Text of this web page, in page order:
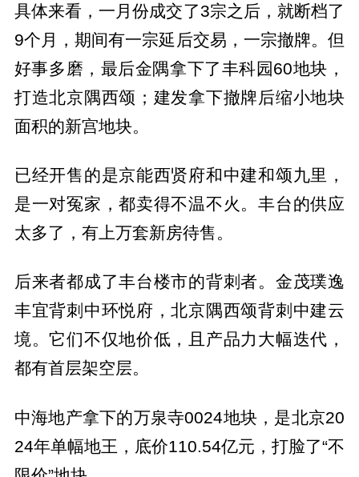
具体来看，一月份成交了3宗之后，就断档了
9个月，期间有一宗延后交易，一宗撤牌。但
好事多磨，最后金隅拿下了丰科园60地块，
打造北京隅西颂；建发拿下撤牌后缩小地块
面积的新宫地块。
已经开售的是京能西贤府和中建和颂九里，
是一对冤家，都卖得不温不火。丰台的供应
太多了，有上万套新房待售。
后来者都成了丰台楼市的背刺者。金茂璞逸
丰宜背刺中环悦府，北京隅西颂背刺中建云
境。它们不仅地价低，且产品力大幅迭代，
都有首层架空层。
中海地产拿下的万泉寺0024地块，是北京20
24年单幅地王，底价110.54亿元，打脸了“不